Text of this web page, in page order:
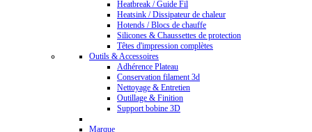
Heatbreak / Guide Fil
Heatsink / Dissipateur de chaleur
Hotends / Blocs de chauffe
Silicones & Chaussettes de protection
Têtes d'impression complètes
Outils & Accessoires
Adhérence Plateau
Conservation filament 3d
Nettoyage & Entretien
Outillage & Finition
Support bobine 3D
Marque